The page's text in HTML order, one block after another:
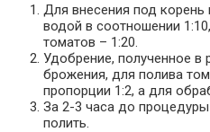
Для внесения под корень
водой в соотношении
томатов – 1:20.
Удобрение, полученное в
брожения, для полива
пропорции 1:2, а для
За 2-3 часа до
полить.